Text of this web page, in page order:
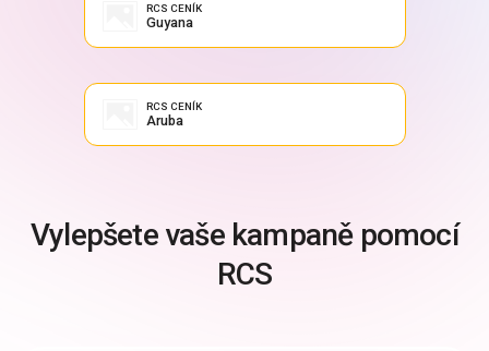
RCS CENÍK
Guyana
RCS CENÍK
Aruba
Vylepšete vaše kampaně pomocí
RCS